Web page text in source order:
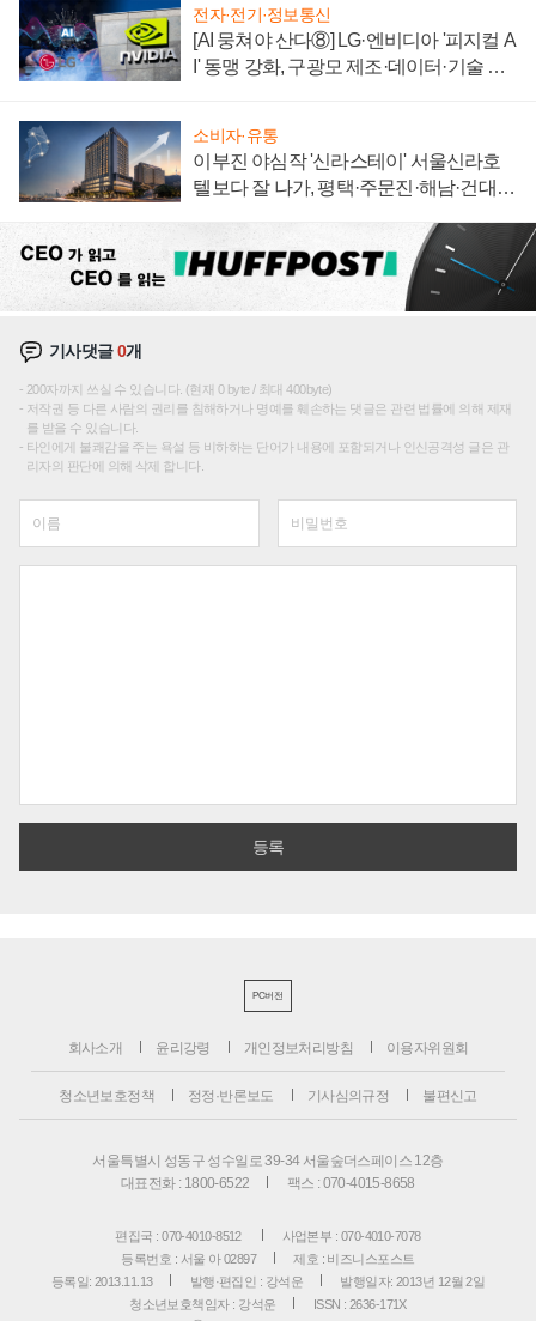
전자·전기·정보통신
[AI 뭉쳐야 산다⑧] LG·엔비디아 '피지컬 A
I' 동맹 강화, 구광모 제조·데이터·기술 결
소비자·유통
이부진 야심작 '신라스테이' 서울신라호
텔보다 잘 나가, 평택·주문진·해남·건대로
기사댓글0개
200자까지 쓰실 수 있습니다. (현재 0 byte / 최대 400byte)
저작권 등 다른 사람의 권리를 침해하거나 명예를 훼손하는 댓글은 관련 법률에 의해 제재
를 받을 수 있습니다.
타인에게 불쾌감을 주는 욕설 등 비하하는 단어가 내용에 포함되거나 인신공격성 글은 관
리자의 판단에 의해 삭제 합니다.
PC버전
회사소개 윤리강령 개인정보처리방침 이용자위원회
청소년보호정책 정정·반론보도 기사심의규정 불편신고
서울특별시 성동구 성수일로 39-34 서울숲더스페이스 12층
대표전화 : 1800-6522
팩스 : 070-4015-8658
편집국 : 070-4010-8512
사업본부 : 070-4010-7078
등록번호 : 서울 아 02897
제호 : 비즈니스포스트
등록일: 2013.11.13
발행·편집인 : 강석운
발행일자: 2013년 12월 2일
청소년보호책임자 : 강석운
ISSN : 2636-171X